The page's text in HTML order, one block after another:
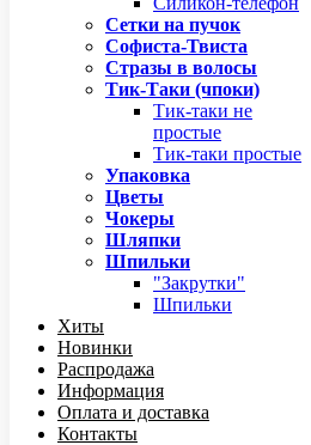
Сетки на пучок
Софиста-Твиста
Стразы в волосы
Тик-Таки (чпоки)
Тик-таки не
простые
Тик-таки простые
Упаковка
Цветы
Чокеры
Шляпки
Шпильки
"Закрутки"
Шпильки
Хиты
Новинки
Распродажа
Информация
Оплата и доставка
Контакты